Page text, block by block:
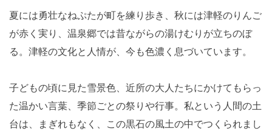
夏には勇壮なねぷたが町を練り歩き、秋には津軽のりんご
が赤く実り、温泉郷では昔ながらの湯けむりが立ちのぼ
る。津軽の文化と人情が、今も色濃く息づいています。
子どもの頃に見た雪景色、近所の大人たちにかけてもらっ
た温かい言葉、季節ごとの祭りや行事。私という人間の土
台は、まぎれもなく、この黒石の風土の中でつくられまし